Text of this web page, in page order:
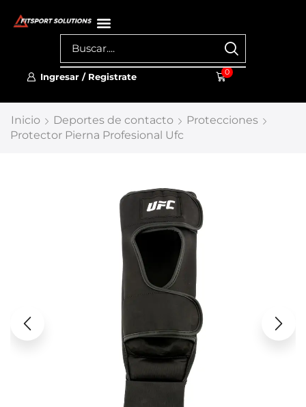
Ingresar / Registrate 0
Inicio Deportes de contacto
Protecciones
Protector Pierna Profesional Ufc